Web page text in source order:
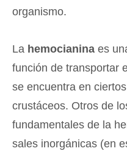
organismo.
La hemocianina es
función de transportar
se encuentra en ciertos
crustáceos. Otros de
fundamentales de la
sales inorgánicas (en